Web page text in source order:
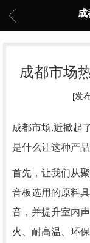
成
成都市场
[发
成都市场.近掀起
是什么让这种产
首先，让我们从
音板选用的原料
音，并提升室内
火、耐高温、环